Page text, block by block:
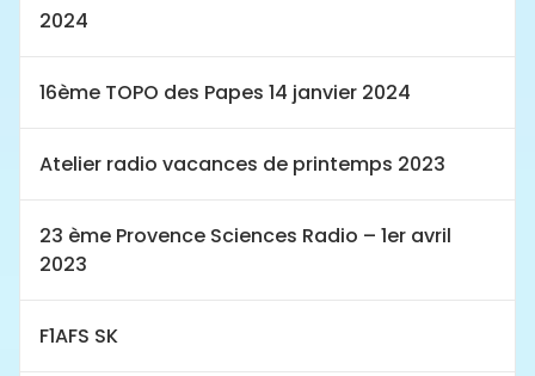
2024
16ème TOPO des Papes 14 janvier 2024
Atelier radio vacances de printemps 2023
23 ème Provence Sciences Radio – 1er avril
2023
F1AFS SK